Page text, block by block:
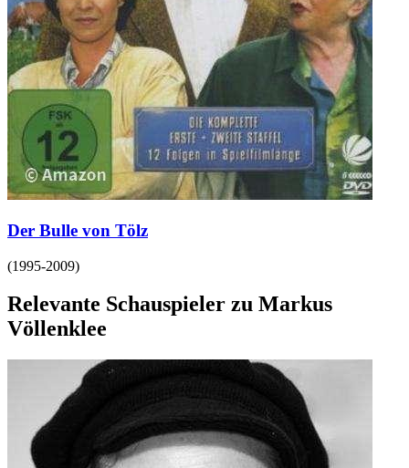
Der Bulle von Tölz
(1995-2009)
Relevante Schauspieler zu Markus
Völlenklee